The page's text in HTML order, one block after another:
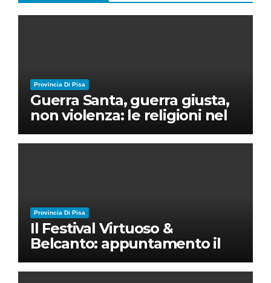
Provincia Di Pisa
Guerra Santa, guerra giusta,
non violenza: le religioni nel
nuovo disordine mondiale
Provincia Di Pisa
Il Festival Virtuoso &
Belcanto: appuntamento il
28 luglio a Palazzo Blu con
Ruben Micieli